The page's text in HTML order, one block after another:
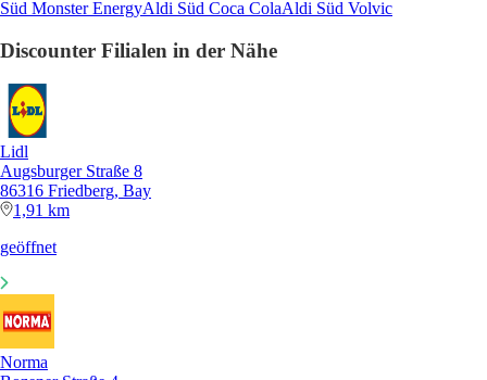
Süd Monster EnergyAldi Süd Coca ColaAldi Süd Volvic
Discounter Filialen in der Nähe
Lidl
Augsburger Straße 8
86316 Friedberg, Bay
1,91 km
geöffnet
Norma